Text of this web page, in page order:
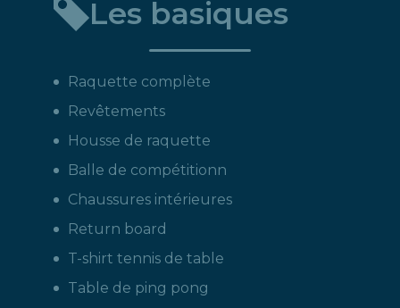
produit
:
Les basiques
Raquette complète
Revêtements
Housse de raquette
Balle de compétitionn
Chaussures intérieures
Return board
T-shirt tennis de table
Table de ping pong